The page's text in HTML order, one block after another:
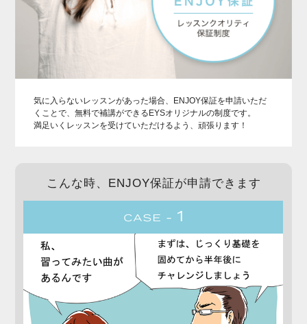
気に入らないレッスンがあった場合、ENJOY保証を申請いただ
くことで、無料で補講ができるEYSオリジナルの制度です。
満足いくレッスンを受けていただけるよう、頑張ります！
こんな時、ENJOY保証が申請できます